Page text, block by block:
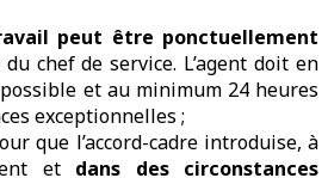
peut être ponctuellement
chef de service. L’agent doit en
et au minimum 24 heures
exceptionnelles ;
que l’accord-cadre introduise, à
et dans des circonstances